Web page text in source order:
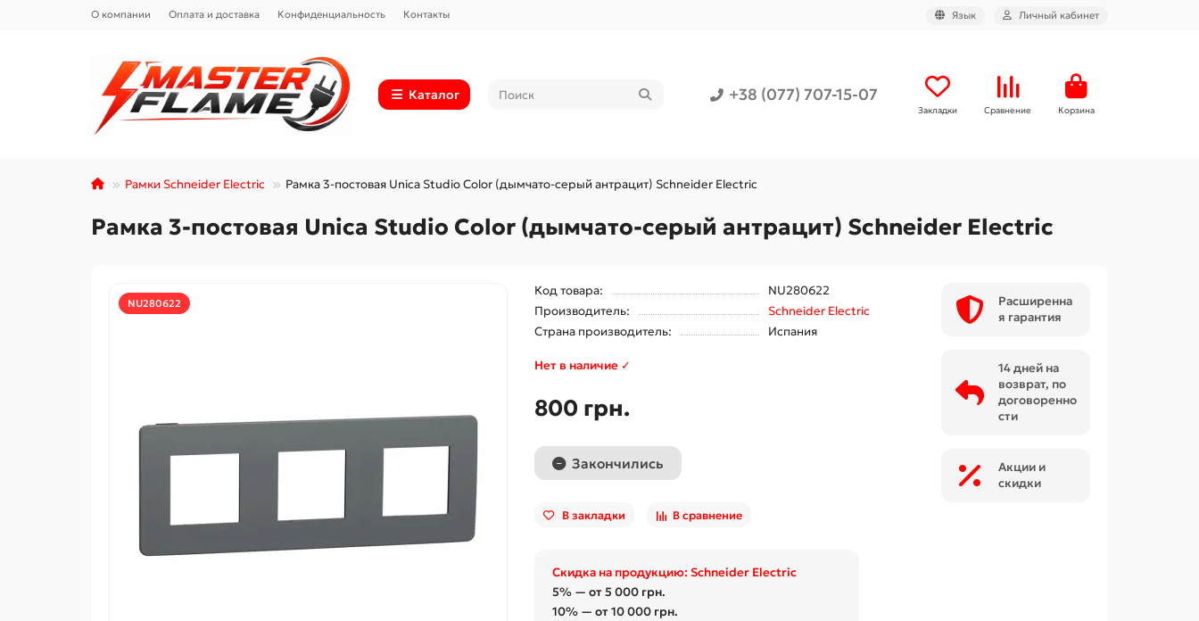
О компании Оплата и доставка Конфиденциальность Контакты Язык Личный кабинет
Каталог +38 (077) 707-15-07
Закладки Сравнение Корзина
Рамки Schneider Electric Рамка 3-постовая Unica Studio Color (дымчато-серый антрацит) Schneider Electric
Рамка 3-постовая Unica Studio Color (дымчато-серый антрацит) Schneider Electric
NU280622
Код товара:
NU280622
Производитель:
Schneider Electric
Страна производитель:
Испания
Нет в наличие ✓
800 грн.
Закончились
В закладки В сравнение
Скидка на продукцию: Schneider Electric
5% — от 5 000 грн.
10% — от 10 000 грн.
Расширенна
я гарантия
14 дней на
возврат, по
договоренно
сти
Акции и
скидки